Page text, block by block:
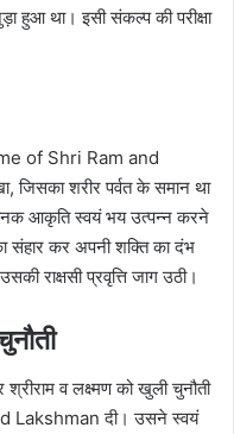
हुआ था। इसी संकल्प की परीक्षा
of Shri Ram and
जिसका शरीर पर्वत के समान था
आकृति स्वयं भय उत्पन्न करने
का संहार कर अपनी शक्ति का दंभ
राक्षसी प्रवृत्ति जाग उठी।
श्रीराम व लक्ष्मण को खुली चुनौती
दी। उसने स्वयं